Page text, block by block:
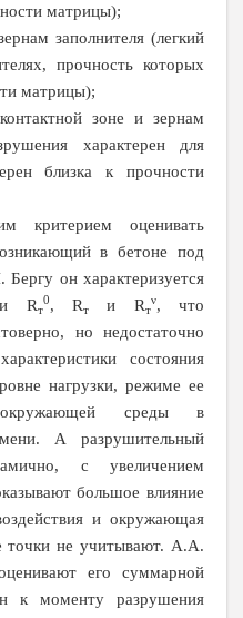
матрицы);
заполнителя (легкий
прочность которых
матрицы);
зоне и зернам
характерен для
близка к прочности
критерием оценивать
в бетоне под
он характеризуется
Rт
0,Rт и Rт
ν, что
но недостаточно
состояния
нагрузки, режиме ее
окружающей среды в
А разрушительный
с увеличением
большое влияние
и окружающая
точки не учитывают. А.А.
его суммарной
к моменту разрушения